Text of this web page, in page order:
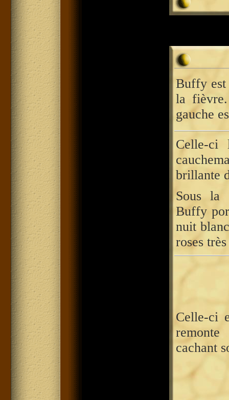
Buffy est
la
gauche
Celle-
brillante
Sous la
Buffy
nuit
roses
Celle-ci
cachant